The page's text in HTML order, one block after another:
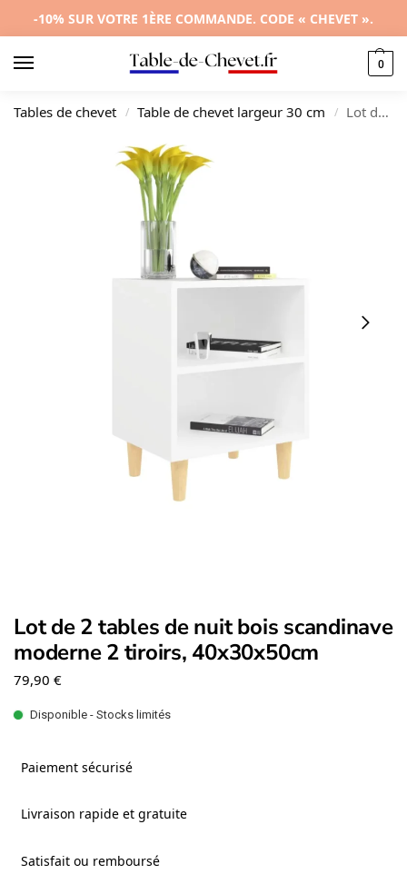
-10% SUR VOTRE 1ÈRE COMMANDE. CODE « CHEVET ».
0
Tables de chevet / Table de chevet largeur 30 cm / Lot de 2 tables de nuit bois scandinave moderne 2 tiroirs, 40x30x50cm
Lot de 2 tables de nuit bois scandinave
moderne 2 tiroirs, 40x30x50cm
79,90 €
Disponible - Stocks limités
Paiement sécurisé
Livraison rapide et gratuite
Satisfait ou remboursé